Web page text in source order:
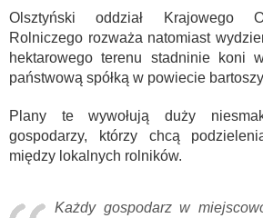
Olsztyński oddział Krajowego
Rolniczego rozważa natomiast
hektarowego terenu stadninie koni
państwową spółką w powiecie
Plany te wywołują duży
gospodarzy, którzy chcą
między lokalnych rolników.
Każdy gospodarz w